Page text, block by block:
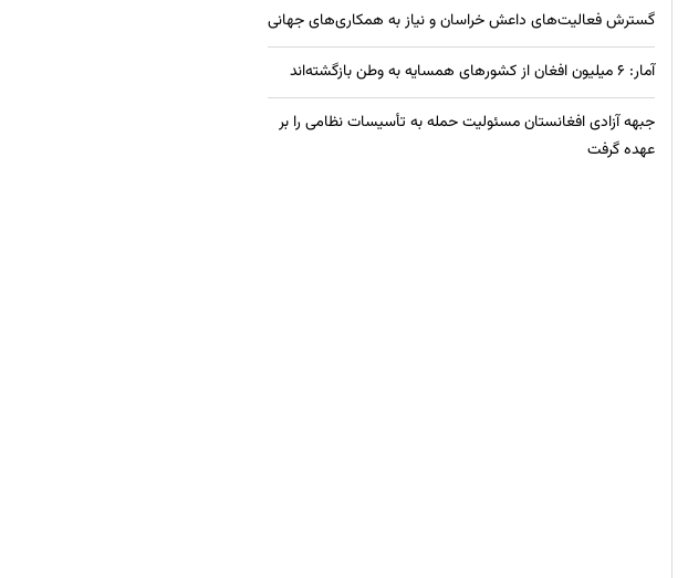
گسترش فعالیت‌های داعش خراسان و نیاز به همکاری‌های جهانی
آمار: ۶ میلیون افغان از کشورهای همسایه به وطن بازگشته‌اند
جبهه آزادی افغانستان مسئولیت حمله به تأسیسات نظامی را بر
عهده گرفت